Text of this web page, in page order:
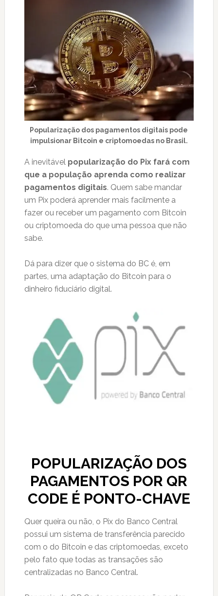
Popularização dos pagamentos digitais pode
impulsionar Bitcoin e criptomoedas no Brasil.
A inevitável popularização do Pix fará com
que a população aprenda como realizar
pagamentos digitais. Quem sabe mandar
um Pix poderá aprender mais facilmente a
fazer ou receber um pagamento com Bitcoin
ou criptomoeda do que uma pessoa que não
sabe.
Dá para dizer que o sistema do BC é, em
partes, uma adaptação do Bitcoin para o
dinheiro fiduciário digital.
POPULARIZAÇÃO DOS
PAGAMENTOS POR QR
CODE É PONTO-CHAVE
Quer queira ou não, o Pix do Banco Central
possui um sistema de transferência parecido
com o do Bitcoin e das criptomoedas, exceto
pelo fato que todas as transações são
centralizadas no Banco Central.